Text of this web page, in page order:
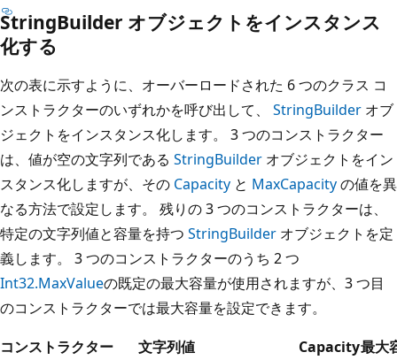
StringBuilder オブジェクトをインスタンス
化する
次の表に示すように、オーバーロードされた 6 つのクラス コ
ンストラクターのいずれかを呼び出して、 StringBuilder オブ
ジェクトをインスタンス化します。 3 つのコンストラクター
は、値が空の文字列である StringBuilder オブジェクトをイン
スタンス化しますが、その Capacity と MaxCapacityの値を異
なる方法で設定します。 残りの 3 つのコンストラクターは、
特定の文字列値と容量を持つ StringBuilder オブジェクトを定
義します。 3 つのコンストラクターのうち 2 つ
Int32.MaxValueの既定の最大容量が使用されますが、3 つ目
のコンストラクターでは最大容量を設定できます。
コンストラクター
文字列値 Capacity最大